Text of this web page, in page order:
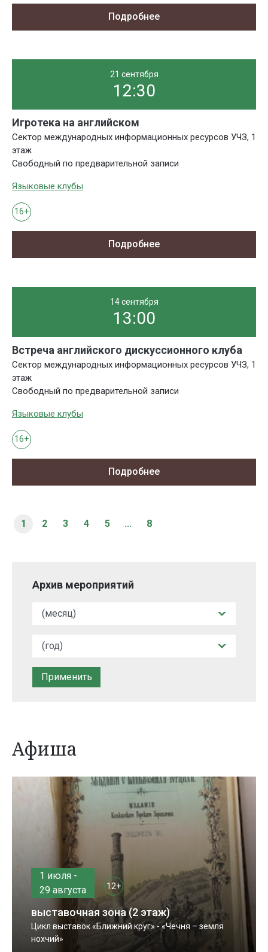
Подробнее
21 сентября
12:30
Игротека на английском
Сектор международных информационных ресурсов УЧЗ, 1
этаж
Свободный по предварительной записи
Языковые клубы
16+
Подробнее
14 сентября
13:00
Встреча английского дискуссионного клуба
Сектор международных информационных ресурсов УЧЗ, 1
этаж
Свободный по предварительной записи
Языковые клубы
16+
Подробнее
1 2 3 4 5 ... 8
Архив мероприятий
Афиша
1 июля -
29 августа
12+
выставочная зона (2 этаж)
Цикл выставок «Ближний круг» - «Чечня – земля
нохчий»